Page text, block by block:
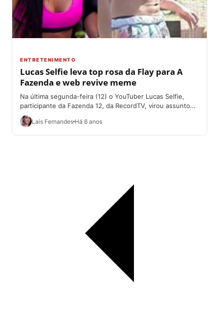
ENTRETENIMENTO
Lucas Selfie leva top rosa da Flay para A
Fazenda e web revive meme
Na última segunda-feira (12) o YouTuber Lucas Selfie,
participante da Fazenda 12, da RecordTV, virou assunto
entre os internautas por um motivo...
Laís Fernandes Há 6 anos